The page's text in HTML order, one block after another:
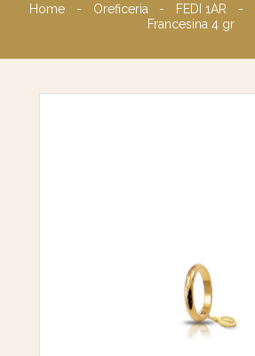
Home Oreficeria FEDI 1AR
Francesina 4 gr